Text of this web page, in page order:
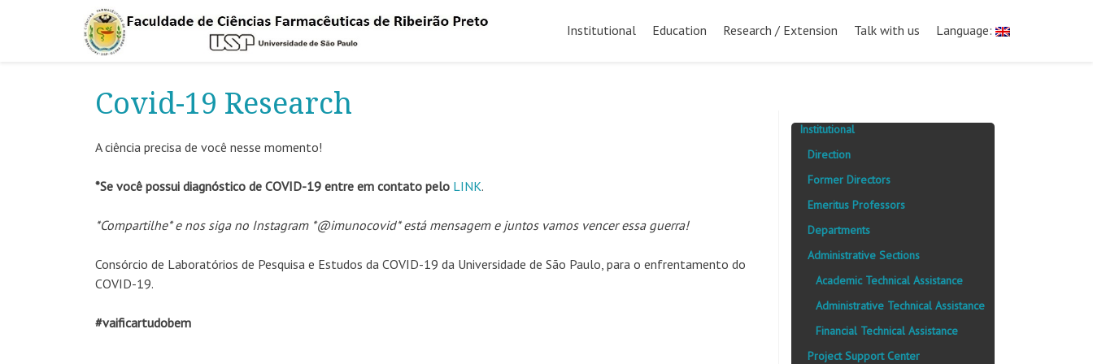
to
Institutional Education Research / Extension Talk with us Language:
Covid-19 Research
A ciência precisa de você nesse momento!
*Se você possui diagnóstico de COVID-19 entre em contato pelo LINK.
*Compartilhe* e nos siga no Instagram *@imunocovid* está mensagem e juntos vamos vencer essa guerra!
Consórcio de Laboratórios de Pesquisa e Estudos da COVID-19 da Universidade de São Paulo, para o enfrentamento do
COVID-19.
#vaificartudobem
Institutional
Direction
Former Directors
Emeritus Professors
Departments
Administrative Sections
Academic Technical Assistance
Administrative Technical Assistance
Financial Technical Assistance
Project Support Center